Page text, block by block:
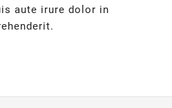
aute irure dolor in